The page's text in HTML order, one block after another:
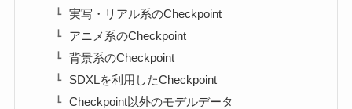
実写・リアル系のCheckpoint
アニメ系のCheckpoint
背景系のCheckpoint
SDXLを利用したCheckpoint
Checkpoint以外のモデルデータ